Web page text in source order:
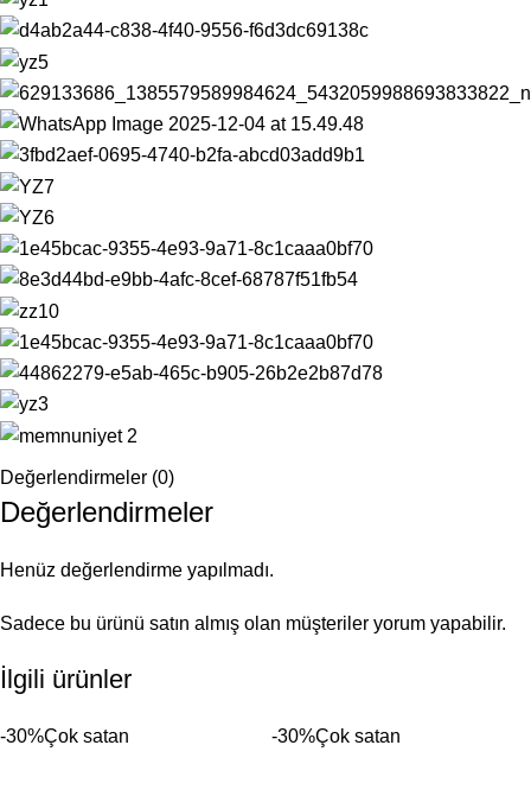
Değerlendirmeler (0)
Değerlendirmeler
Henüz değerlendirme yapılmadı.
Sadece bu ürünü satın almış olan müşteriler yorum yapabilir.
İlgili ürünler
-30%Çok satan -30%Çok satan